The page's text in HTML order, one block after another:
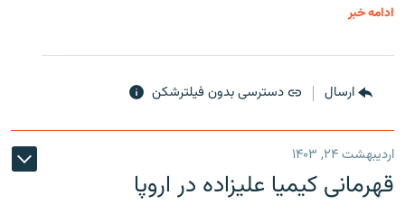
ادامه خبر
ارسال دسترسی بدون فیلترشکن
اردیبهشت ۲۴, ۱۴۰۳
قهرمانی کیمیا علیزاده در اروپا